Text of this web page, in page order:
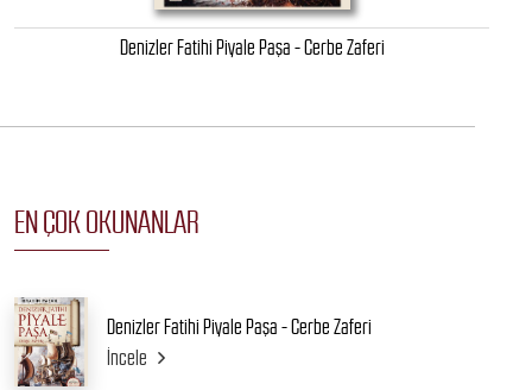
Denizler Fatihi Piyale Paşa - Cerbe Zaferi
EN ÇOK OKUNANLAR
Denizler Fatihi Piyale Paşa - Cerbe Zaferi
İncele